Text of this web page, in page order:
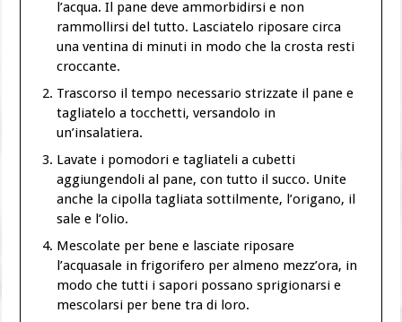
l’acqua. Il pane deve ammorbidirsi e non
rammollirsi del tutto. Lasciatelo riposare circa
una ventina di minuti in modo che la crosta resti
croccante.
Trascorso il tempo necessario strizzate il pane e
tagliatelo a tocchetti, versandolo in
un’insalatiera.
Lavate i pomodori e tagliateli a cubetti
aggiungendoli al pane, con tutto il succo. Unite
anche la cipolla tagliata sottilmente, l’origano, il
sale e l’olio.
Mescolate per bene e lasciate riposare
l’acquasale in frigorifero per almeno mezz’ora, in
modo che tutti i sapori possano sprigionarsi e
mescolarsi per bene tra di loro.